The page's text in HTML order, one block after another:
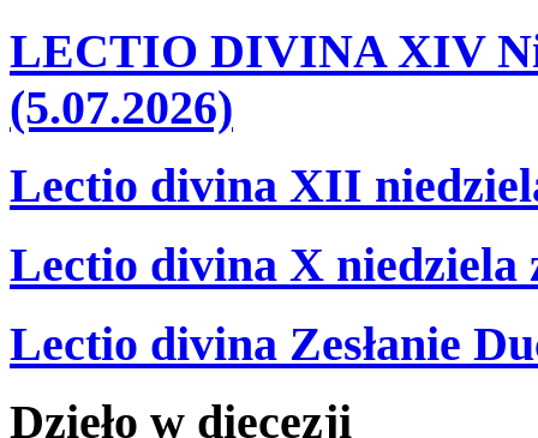
LECTIO DIVINA XIV
(5.07.2026)
Lectio divina XII
Lectio divina X niedziela
Lectio divina Zesłanie
Dzieło w diecezji